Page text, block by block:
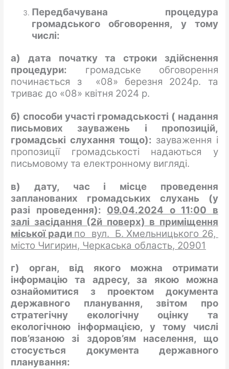
Передбачувана процедура
громадського обговорення, у тому
числі:
а) дата початку та строки здійснення
процедури: громадське обговорення
починається з «08» березня 2024р. та
триває до «08» квітня 2024 р.
б) способи участі громадськості ( надання
письмових зауважень і пропозицій,
громадські слухання тощо): зауваження і
пропозиції громадськості надаються у
письмовому та електронному вигляді.
в) дату, час і місце проведення
запланованих громадських слухань (у
разі проведення): 09.04.2024 о 11:00 в
залі засідання (2й поверх) в приміщення
міської ради по вул. Б. Хмельницького 26,
місто Чигирин, Черкаська область, 20901
г) орган, від якого можна отримати
інформацію та адресу, за якою можна
ознайомитися з проектом документа
державного планування, звітом про
стратегічну екологічну оцінку та
екологічною інформацією, у тому числі
пов’язаною зі здоров’ям населення, що
стосується документа державного
планування: